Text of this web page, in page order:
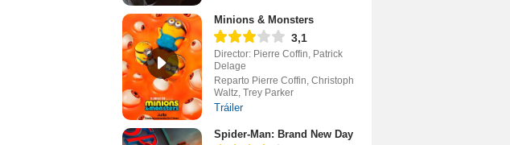
Minions & Monsters
3,1
Director: Pierre Coffin, Patrick
Delage
Reparto Pierre Coffin, Christoph
Waltz, Trey Parker
Tráiler
Spider-Man: Brand New Day